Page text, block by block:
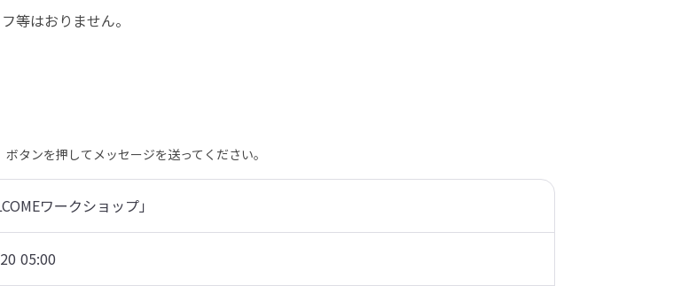
等はおりません。
タンを押してメッセージを送ってください。
ワークショップ」
05:00